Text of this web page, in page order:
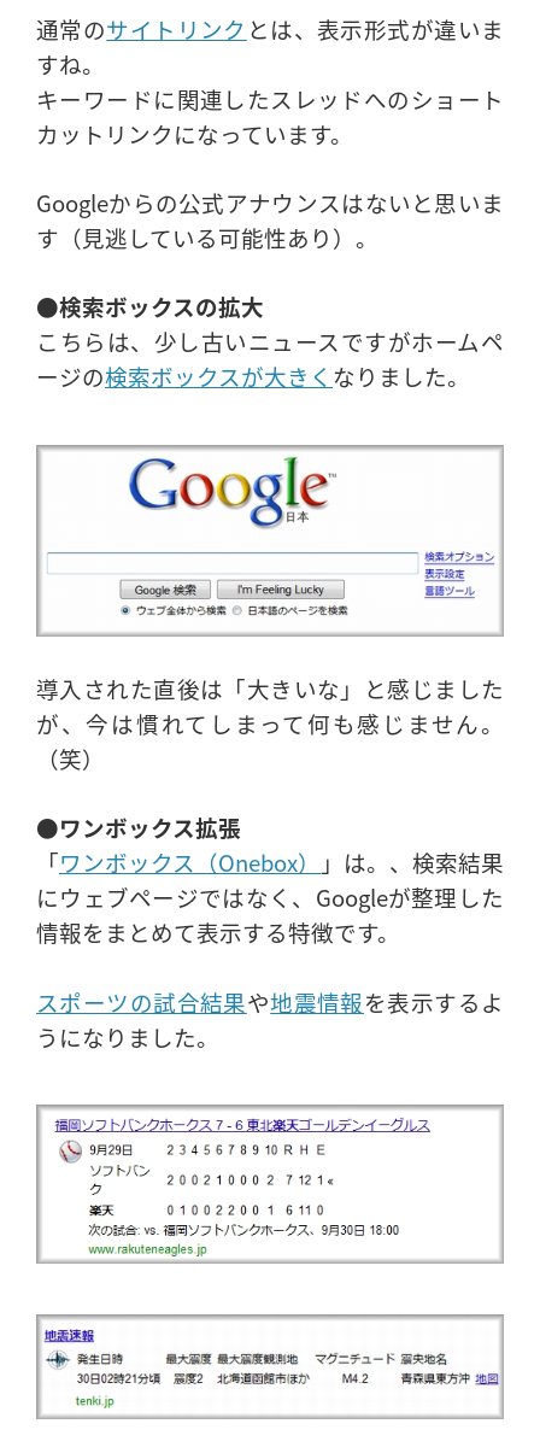
通常のサイトリンク とは、表示形式が違いま
すね。
キーワードに関連したスレッドへのショート
カットリンクになっています。
Googleからの公式アナウンスはないと思いま
す（見逃している可能性あり）。
●検索ボックスの拡大
こちらは、少し古いニュースですがホームペ
ージの検索ボックスが大きく なりました。
導入された直後は「大きいな」と感じました
が、今は慣れてしまって何も感じません。
（笑）
●ワンボックス拡張
「ワンボックス（Onebox）
」は。、検索結果
にウェブページではなく、Googleが整理した
情報をまとめて表示する特徴です。
スポーツの試合結果や地震情報を表示するよ
うになりました。